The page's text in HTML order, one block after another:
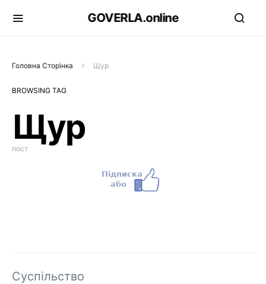
GOVERLA.online
Головна Сторінка Щур
BROWSING TAG
Щур
пост
Суспільство